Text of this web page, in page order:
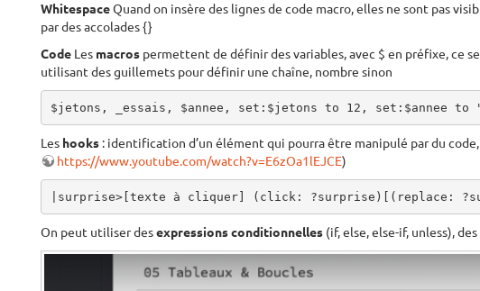
WhitespaceQuand on insère des lignes de code macro, elles ne sont pas
par des accolades {}
Code Les macros permettent de définir des variables, avec $ en préfixe, ce
utilisant des guillemets pour définir une chaîne, nombre sinon
$jetons, _essais, $annee, set:$jetons to 12, set:$annee to
Les hooks : identification d’un élément qui pourra être manipulé par du
https://www.youtube.com/watch?v=E6zOa1lEJCE)
|surprise>[texte à cliquer] (click: ?surprise)[(replace:
On peut utiliser desexpressions conditionnelles (if, else, else-if, unless),